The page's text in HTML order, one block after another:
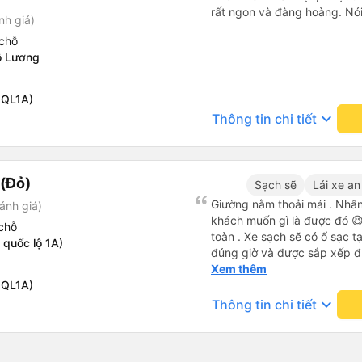
giá)
Lương
rất ngon và đàng hoàng.
Thông tin chi tiết keyboard_arrow_down
giá)
lộ 1A)
Sạch sẽ
Lái xe
Giường nằm thoải mái .
khách muốn gì là được đó
toàn . Xe sạch sẽ có ổ sạc
đúng giờ và được sắp xếp
cho hoàng long đỏ 👍
Xem thêm
Thông tin chi tiết keyboard_arrow_down